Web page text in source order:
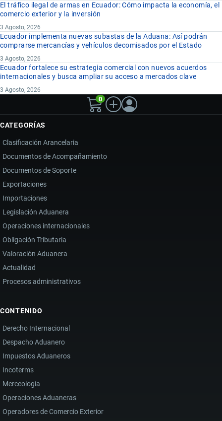
El tráfico ilegal de armas en Ecuador: Cómo impacta la economía, el
comercio exterior y la inversión
3 Agosto, 2026
Ecuador implementa nuevas subastas de la Aduana: Así podrán
comprarse mercancías y vehículos decomisados por el Estado
3 Agosto, 2026
Ecuador fortalece su estrategia comercial con nuevos acuerdos
internacionales y busca ampliar su acceso a mercados clave
3 Agosto, 2026
0
CATEGORÍAS
Clasificación Arancelaria
Documentos de Acompañamiento
Documentos de Soporte
Exportaciones
Importaciones
Legislación Aduanera
Operaciones internacionales
Obligación Tributaria
Valoración Aduanera
Actualidad
Procesos administrativos
CONTENIDO
Derecho Internacional
Despacho Aduanero
Impuestos Aduaneros
Incoterms
Merceología
Operaciones Aduaneras
Operadores de Comercio Exterior